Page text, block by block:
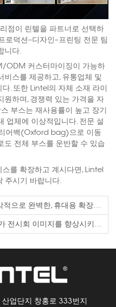
점이 린텔을 파트너로 선택하
로덕션–디자인–프린팅 전문 팀
니다.
ODM 커스터마이징이 가능하
비스를 제공하고, 유통업체 및
. 또한 Lintel의 자체 소재 라이
원하며, 경쟁력 있는 가격을 자
부스는 재사용률이 높고 장기
업체에 이상적입니다. 전문 설
어백(Oxford bag)으로 이동
도 전체 부스를 운반할 수 있습
를 확장하고 계시다면, Lintel
주시기 바랍니다.
휴대용 확장형 SEG RGB 프레임 디스플레이
지를 향상시키는 방법: Lintel 사례 연구
업단지 창홍로 333번지